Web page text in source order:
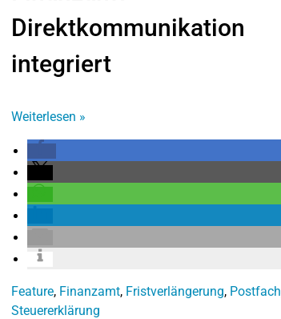
Direktkommunikation
integriert
Weiterlesen »
Feature, Finanzamt, Fristverlängerung, Postfach
Steuererklärung